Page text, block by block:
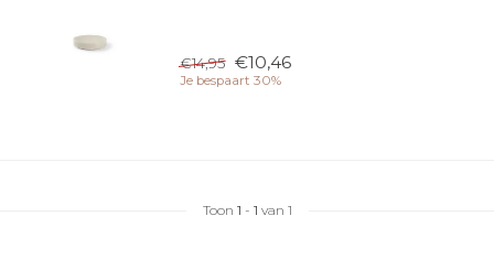
€14,95 €10,46
Je bespaart 30%
Toon 1 - 1 van 1